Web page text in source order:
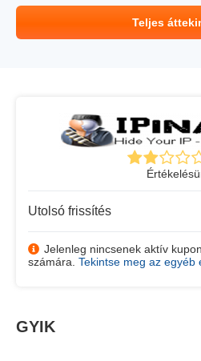
Teljes
Utolsó frissítés
Jelenleg nincsenek aktív
számára. Tekintse meg az egyéb
GYIK